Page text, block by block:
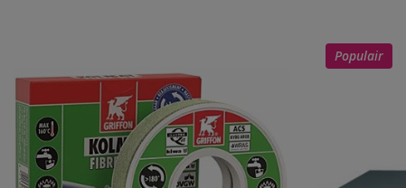
Naam
Populair